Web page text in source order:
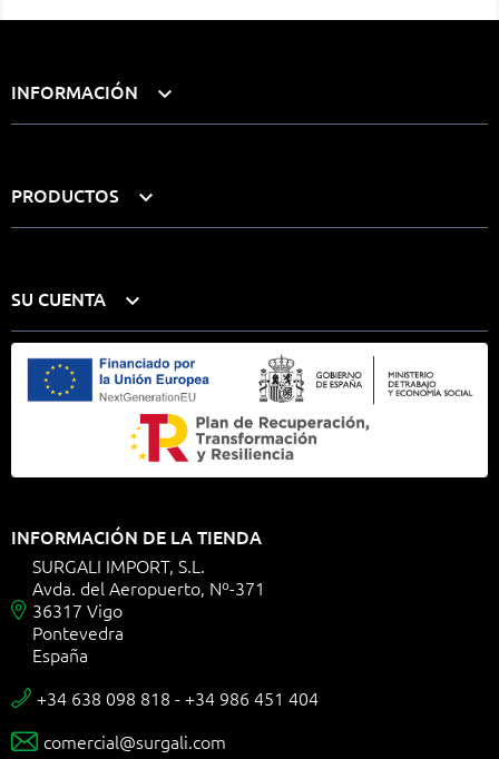
INFORMACIÓN 
PRODUCTOS 
SU CUENTA 
INFORMACIÓN DE LA TIENDA

SURGALI IMPORT, S.L.
Avda. del Aeropuerto, Nº-371
36317 Vigo
Pontevedra
España
 +34 638 098 818 - +34 986 451 404
 comercial@surgali.com